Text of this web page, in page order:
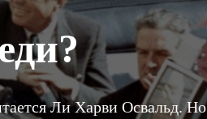
Ли Харви Освальд. Но